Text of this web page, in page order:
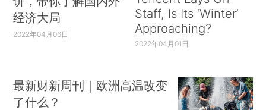
经济大局
2022年04月06日
Staff, Is Its ‘Winter’
Approaching?
2022年04月01日
最新财新周刊｜欧洲高温改变
了什么？